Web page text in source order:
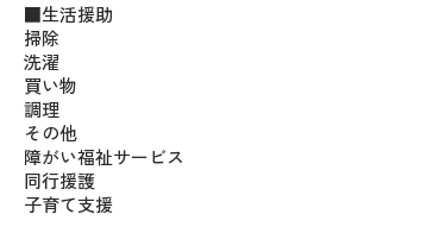
■生活援助
掃除
洗濯
買い物
調理
その他
障がい福祉サービス
同行援護
子育て支援